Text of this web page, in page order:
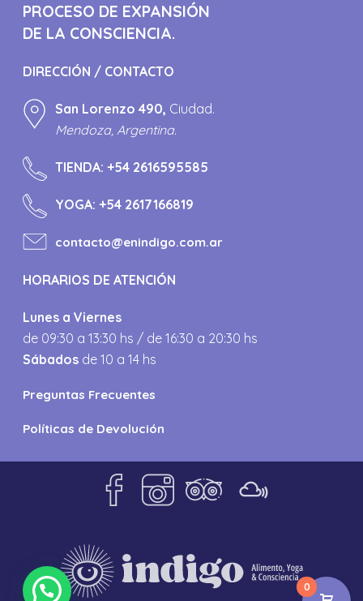
PROCESO DE EXPANSIÓN
DE LA CONSCIENCIA.
DIRECCIÓN / CONTACTO
San Lorenzo 490, Ciudad.
Mendoza, Argentina.
TIENDA:+54 2616595585
YOGA:+54 2617166819
contacto@enindigo.com.ar
HORARIOS DE ATENCIÓN
Lunes a Viernes
de 09:30 a 13:30 hs / de 16:30 a 20:30 hs
Sábados de 10 a 14 hs
Preguntas Frecuentes
Políticas de Devolución
0